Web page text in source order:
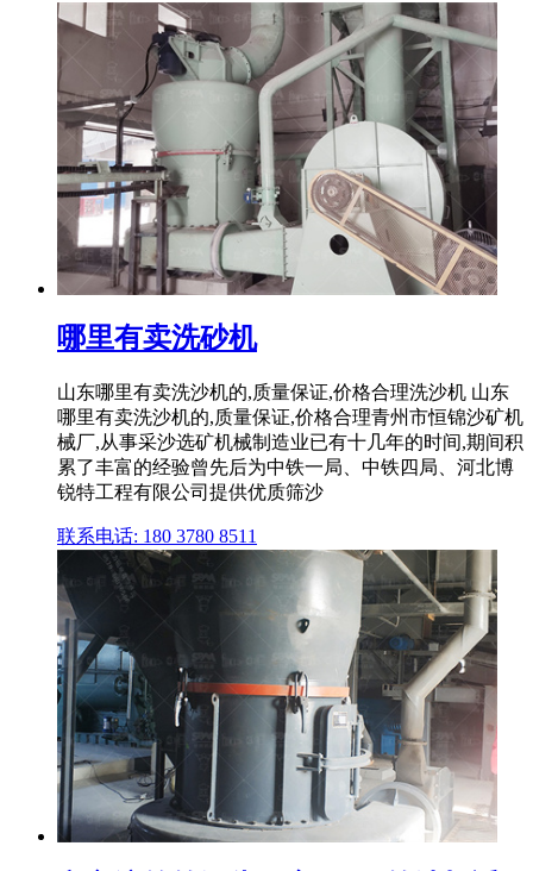
哪里有卖洗砂机
山东哪里有卖洗沙机的,质量保证,价格合理洗沙机 山东
哪里有卖洗沙机的,质量保证,价格合理青州市恒锦沙矿机
械厂,从事采沙选矿机械制造业已有十几年的时间,期间积
累了丰富的经验曾先后为中铁一局、中铁四局、河北博
锐特工程有限公司提供优质筛沙
联系电话: 180 3780 8511